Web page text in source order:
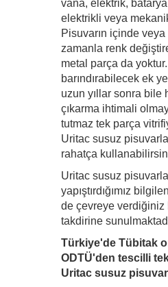
vana, elektrik,
elektrikli veya
Pisuvarın içinde
zamanla renk
metal parça da
barındırabilecek ek
uzun yıllar sonra bile
çıkarma ihtimali
tutmaz tek parça
Uritac susuz
rahatça
Uritac susuz
yapıştırdığımız
de çevreye verdiğiniz
takdirine
Türkiye'de Tübitak
ODTÜ'den tescilli
Uritac susuz